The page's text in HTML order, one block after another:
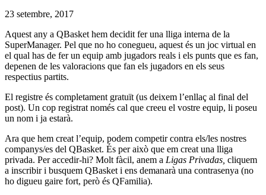
23 setembre, 2017
Aquest any a QBasket hem decidit fer una lliga interna de la
SuperManager. Pel que no ho conegueu, aquest és un joc virtual en
el qual has de fer un equip amb jugadors reals i els punts que es fan,
depenen de les valoracions que fan els jugadors en els seus
respectius partits.
El registre és completament gratuït (us deixem l’enllaç al final del
post). Un cop registrat només cal que creeu el vostre equip, li poseu
un nom i ja estarà.
Ara que hem creat l’equip, podem competir contra els/les nostres
companys/es del QBasket. És per això que em creat una lliga
privada. Per accedir-hi? Molt fàcil, anem a Ligas Privadas, cliquem
a inscribir i busquem QBasket i ens demanarà una contrasenya (no
ho digueu gaire fort, però és QFamilia).